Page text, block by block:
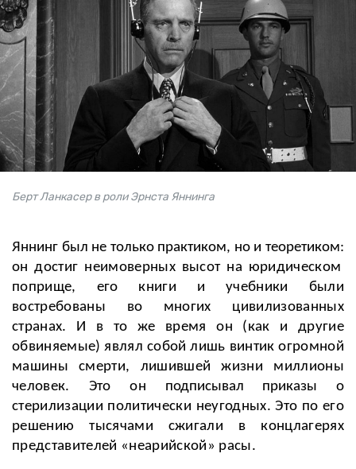
Берт Ланкасер в роли Эрнста Яннинга
Яннинг был не только практиком, но и теоретиком:
он достиг неимоверных высот на юридическом
поприще, его книги и учебники были
востребованы во многих цивилизованных
странах. И в то же время он (как и другие
обвиняемые) являл собой лишь винтик огромной
машины смерти, лишившей жизни миллионы
человек. Это он подписывал приказы о
стерилизации политически неугодных. Это по его
решению тысячами сжигали в концлагерях
представителей «неарийской» расы.